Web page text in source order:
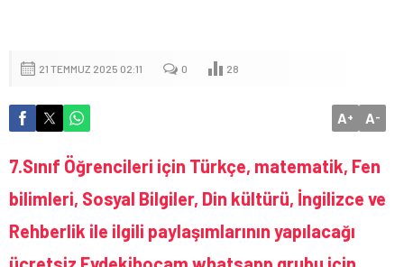
21 TEMMUZ 2025 02:11 0 28
A+ A-
7.Sınıf Öğrencileri için Türkçe, matematik, Fen
bilimleri, Sosyal Bilgiler, Din kültürü, İngilizce ve
Rehberlik ile ilgili paylaşımlarının yapılacağı